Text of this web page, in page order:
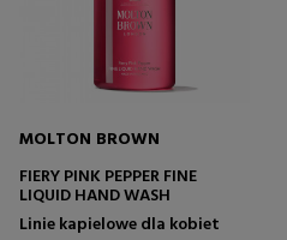
MOLTON BROWN
FIERY PINK PEPPER FINE
LIQUID HAND WASH
Linie kapielowe dla kobiet